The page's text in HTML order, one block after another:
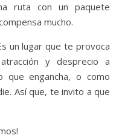
ruta con un paquete
mucho.
un lugar que te provoca
y desprecio a
engancha, o como
Así que, te invito a que